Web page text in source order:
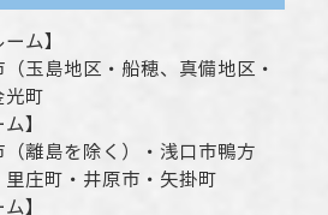
ーム】
（玉島地区・船穂、真備地区・
光町
ム】
離島を除く） ・ 浅口市鴨方
庄町・ 井原市 ・矢掛町
ム】